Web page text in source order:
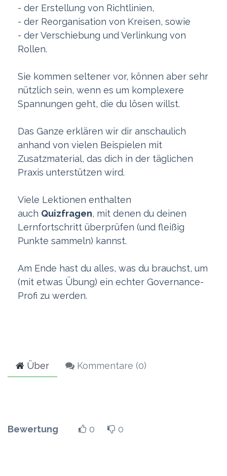
- der Erstellung von Richtlinien,
- der Reorganisation von Kreisen, sowie
- der Verschiebung und Verlinkung von
Rollen.
Sie kommen seltener vor, können aber sehr
nützlich sein, wenn es um komplexere
Spannungen geht, die du lösen willst.
Das Ganze erklären wir dir anschaulich
anhand von vielen Beispielen mit
Zusatzmaterial, das dich in der täglichen
Praxis unterstützen wird.
Viele Lektionen enthalten
auch Quizfragen, mit denen du deinen
Lernfortschritt überprüfen (und fleißig
Punkte sammeln) kannst.
Am Ende hast du alles, was du brauchst, um
(mit etwas Übung) ein echter Governance-
Profi zu werden.
Über Kommentare (0)
Bewertung 0 0